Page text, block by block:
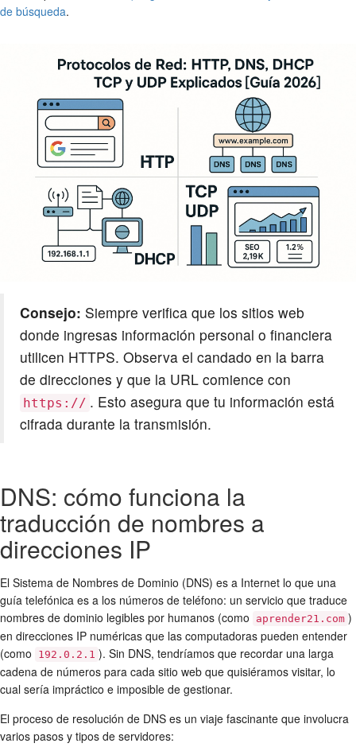
de búsqueda.
Consejo: Siempre verifica que los sitios web
donde ingresas información personal o financiera
utilicen HTTPS. Observa el candado en la barra
de direcciones y que la URL comience con
https:// . Esto asegura que tu información está
cifrada durante la transmisión.
DNS: cómo funciona la
traducción de nombres a
direcciones IP
El Sistema de Nombres de Dominio (DNS) es a Internet lo que una
guía telefónica es a los números de teléfono: un servicio que traduce
nombres de dominio legibles por humanos (como
aprender21.com )
en direcciones IP numéricas que las computadoras pueden entender
(como
192.0.2.1 ). Sin DNS, tendríamos que recordar una larga
cadena de números para cada sitio web que quisiéramos visitar, lo
cual sería impráctico e imposible de gestionar.
El proceso de resolución de DNS es un viaje fascinante que involucra
varios pasos y tipos de servidores: